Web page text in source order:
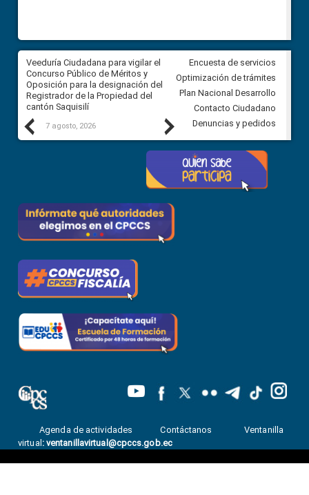
Previous
Veeduría Ciudadana para vigilar el
Concurso Público de Méritos y
Oposición para la designación del
Registrador de la Propiedad del
cantón Saquisilí
7 agosto, 2026
Veeduría Ciudadana para
construcción del asfaltado de
Ballenita del cantón Santa
7 agosto, 2026
Next
Encuesta de servicios
Optimización de trámites
Plan Nacional Desarrollo
Contacto Ciudadano
Denuncias y pedidos
Agenda de actividades Contáctanos
Ventanilla
virtual : ventanillavirtual@cpccs.gob.ec